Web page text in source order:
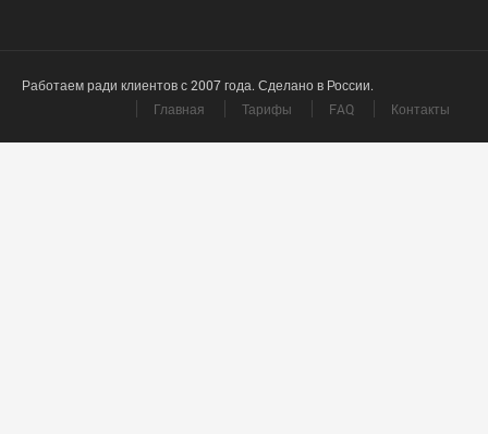
Работаем ради клиентов с 2007 года. Сделано в России.
Главная
Тарифы FAQ Контакты